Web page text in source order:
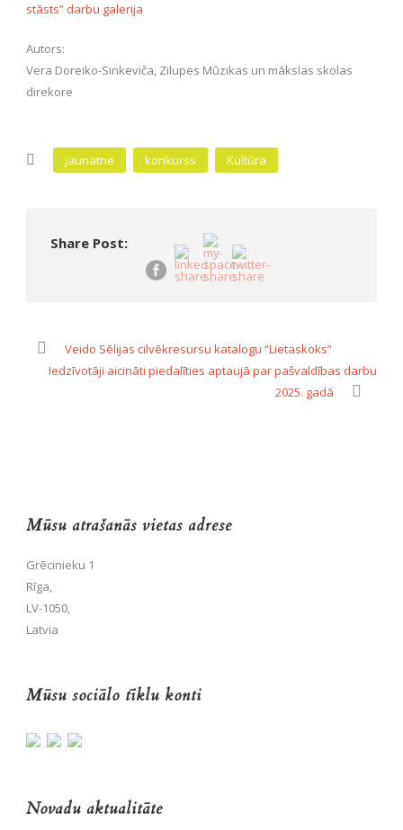
stāsts” darbu galerija
Autors:
Vera Doreiko-Sinkeviča, Zilupes Mūzikas un mākslas skolas
direkore
jaunatne konkurss Kultūra
Share Post:
Veido Sēlijas cilvēkresursu katalogu “Lietaskoks”
Iedzīvotāji aicināti piedalīties aptaujā par pašvaldības darbu
2025. gadā
Mūsu atrašanās vietas adrese
Grēcinieku 1
Rīga,
LV-1050,
Latvia
Mūsu sociālo tīklu konti
Novadu aktualitāte